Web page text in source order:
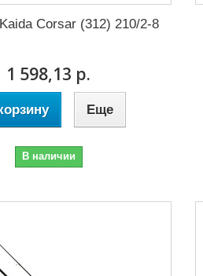
Corsar (312) 210/2-8
1 598,13 р.
Еще
В наличии